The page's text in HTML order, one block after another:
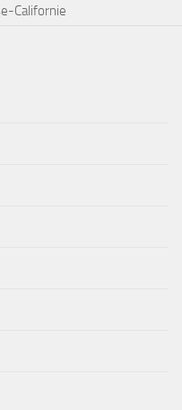
Californie